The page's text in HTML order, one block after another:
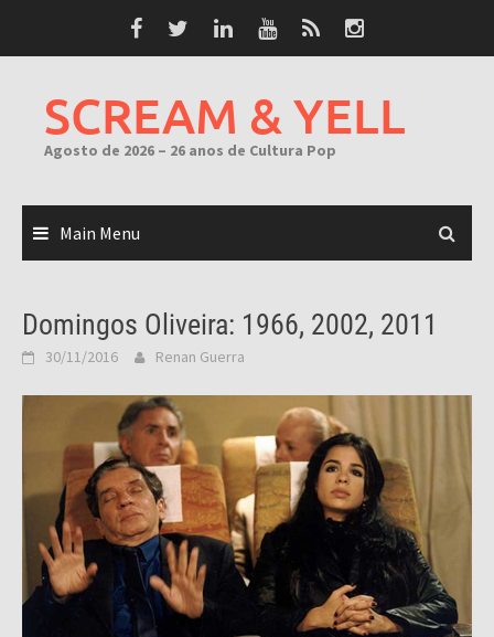
SCREAM & YELL
Agosto de 2026 – 26 anos de Cultura Pop
Main Menu
Domingos Oliveira: 1966, 2002, 2011
30/11/2016 Renan Guerra